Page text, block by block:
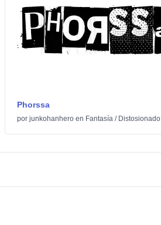
Phorssa
por junkohanheroen Fantasía/ Distosionado